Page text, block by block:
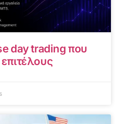
day trading που